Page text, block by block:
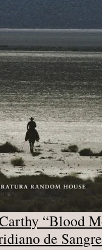
“Blood
de